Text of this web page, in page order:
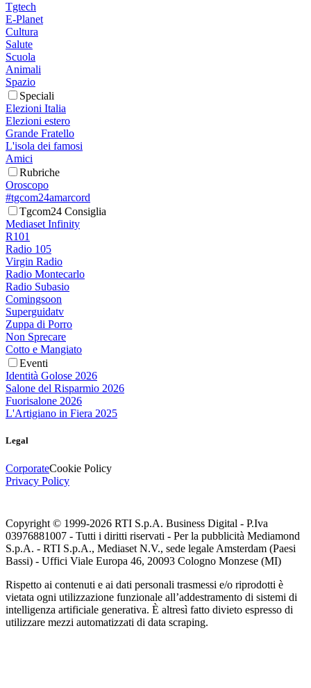
Tgtech
E-Planet
Cultura
Salute
Scuola
Animali
Spazio
Speciali
Elezioni Italia
Elezioni estero
Grande Fratello
L'isola dei famosi
Amici
Rubriche
Oroscopo
#tgcom24amarcord
Tgcom24 Consiglia
Mediaset Infinity
R101
Radio 105
Virgin Radio
Radio Montecarlo
Radio Subasio
Comingsoon
Superguidatv
Zuppa di Porro
Non Sprecare
Cotto e Mangiato
Eventi
Identità Golose 2026
Salone del Risparmio 2026
Fuorisalone 2026
L'Artigiano in Fiera 2025
Legal
CorporateCookie Policy
Privacy Policy
Copyright © 1999-2026 RTI S.p.A. Business Digital - P.Iva
03976881007 - Tutti i diritti riservati - Per la pubblicità Mediamond
S.p.A. - RTI S.p.A., Mediaset N.V., sede legale Amsterdam (Paesi
Bassi) - Uffici Viale Europa 46, 20093 Cologno Monzese (MI)
Rispetto ai contenuti e ai dati personali trasmessi e/o riprodotti è
vietata ogni utilizzazione funzionale all’addestramento di sistemi di
intelligenza artificiale generativa. È altresì fatto divieto espresso di
utilizzare mezzi automatizzati di data scraping.